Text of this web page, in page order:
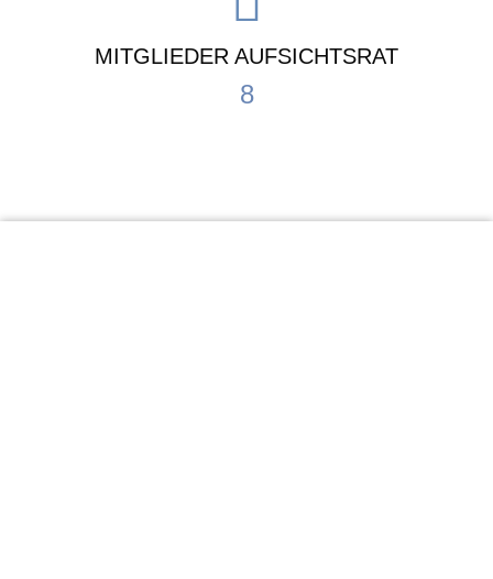
MITGLIEDER AUFSICHTSRAT
8